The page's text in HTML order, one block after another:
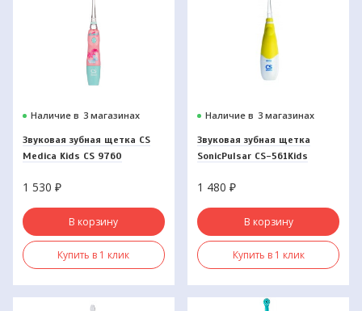
Наличие в 3 магазинах
Звуковая зубная щетка CS
Medica Kids CS 9760
1 530 ₽
В корзину
Купить в 1 клик
Наличие в 3 магазинах
Звуковая зубная щетка
SonicPulsar CS-561Kids
1 480₽
В корзину
Купить в 1 клик